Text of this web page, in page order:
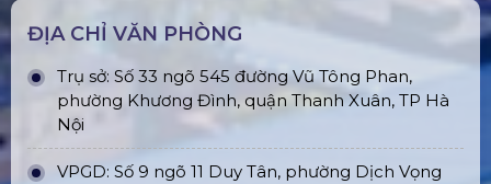
ĐỊA CHỈ VĂN PHÒNG
Trụ sở: Số 33 ngõ 545 đường Vũ Tông Phan,
phường Khương Đình, quận Thanh Xuân, TP Hà
Nội
VPGD: Số 9 ngõ 11 Duy Tân, phường Dịch Vọng